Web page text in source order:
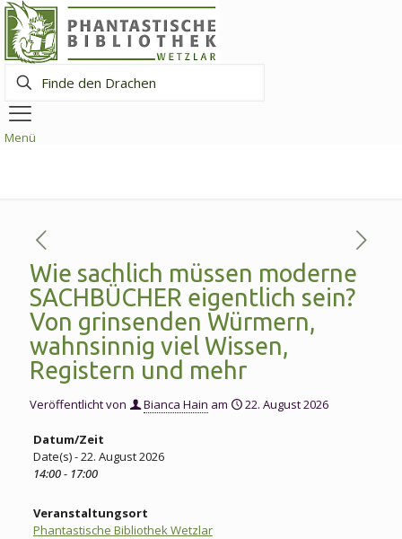
den
Drachen
Menü
Wie sachlich müssen moderne
SACHBÜCHER eigentlich sein?
Von grinsenden Würmern,
wahnsinnig viel Wissen,
Registern und mehr
Veröffentlicht von Bianca Hain am 22. August 2026
Datum/Zeit
Date(s) - 22. August 2026
14:00 - 17:00
Veranstaltungsort
Phantastische Bibliothek Wetzlar